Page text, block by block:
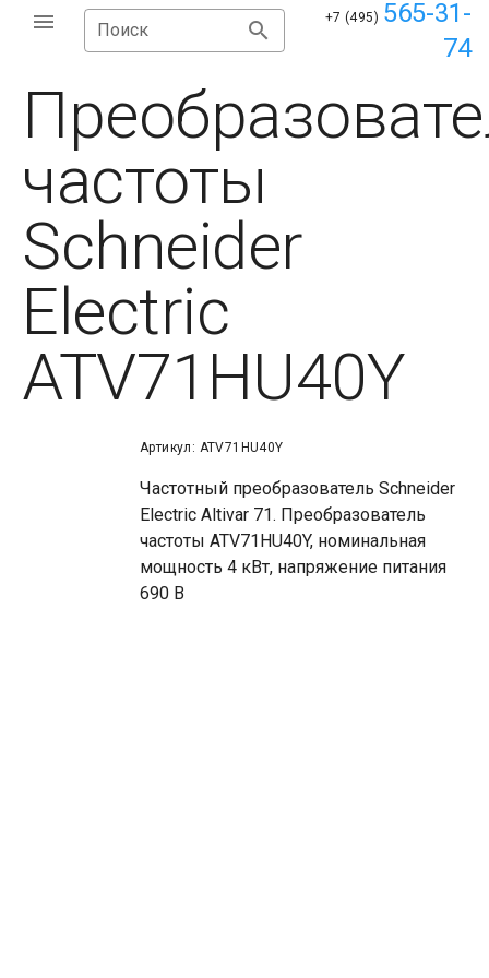
Поиск
+7 (495) 565-31-
74
частоты
Schneider
Electric
ATV71HU40Y
Артикул: ATV71HU40Y
Частотный преобразователь Schneider
Electric Altivar 71. Преобразователь
частоты ATV71HU40Y, номинальная
мощность 4 кВт, напряжение питания
690 В